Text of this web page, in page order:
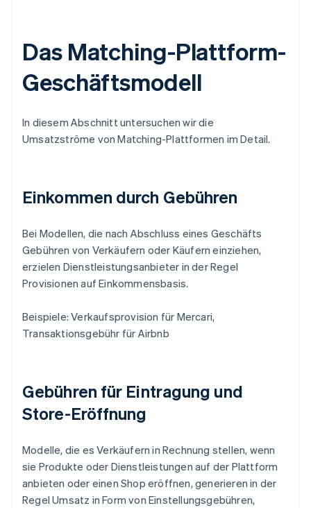
Das Matching-Plattform-
Geschäftsmodell
In diesem Abschnitt untersuchen wir die
Umsatzströme von Matching-Plattformen im Detail.
Einkommen durch Gebühren
Bei Modellen, die nach Abschluss eines Geschäfts
Gebühren von Verkäufern oder Käufern einziehen,
erzielen Dienstleistungsanbieter in der Regel
Provisionen auf Einkommensbasis.
Beispiele: Verkaufsprovision für Mercari,
Transaktionsgebühr für Airbnb
Gebühren für Eintragung und
Store-Eröffnung
Modelle, die es Verkäufern in Rechnung stellen, wenn
sie Produkte oder Dienstleistungen auf der Plattform
anbieten oder einen Shop eröffnen, generieren in der
Regel Umsatz in Form von Einstellungsgebühren,